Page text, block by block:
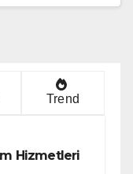
Trend
Hizmetleri